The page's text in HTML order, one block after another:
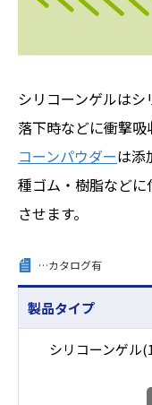
シリコーンゲルはシ
落下時などに衝撃吸
コーンパウダーは添
種ゴム・樹脂など
させます。
…カタログ有
製品タイプ
シリコーンゲル